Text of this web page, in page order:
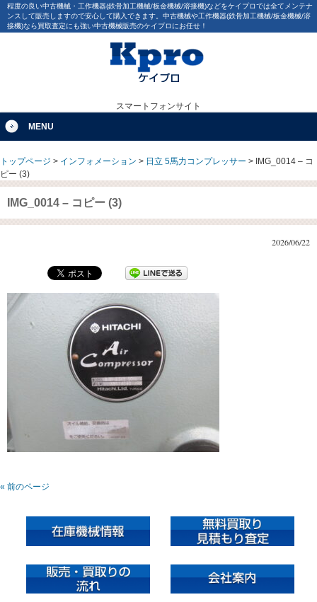
程度の良い中古機械・工作機器(鉄骨加工機械/板金機械/溶接機)などをケイプロでは全てメンテナ
ンスして販売しますので安心して購入できます。中古機械や工作機器(鉄骨加工機械/板金機械/溶
接機)なら買取査定にも強い中古機械販売のケイプロにお任せ！
スマートフォンサイト
MENU
トップページ > インフォメーション > 日立 5馬力コンプレッサー > IMG_0014 – コ
ピー (3)
IMG_0014 – コピー (3)
2026/06/22
« 前のページ